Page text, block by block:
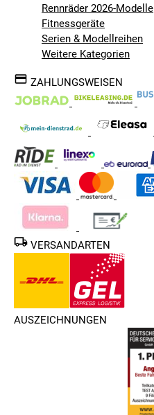
Rennräder 2026-Modelle
Fitnessgeräte
Serien & Modellreihen
Weitere Kategorien
ZAHLUNGSWEISEN
VERSANDARTEN
AUSZEICHNUNGEN